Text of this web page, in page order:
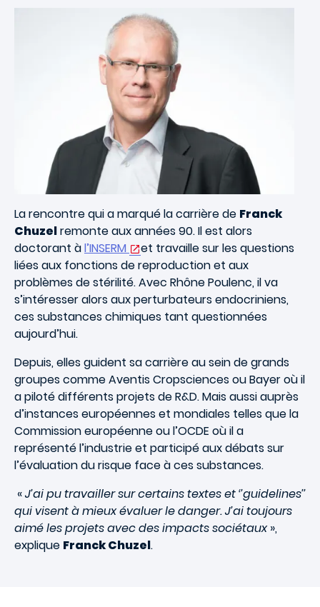
La rencontre qui a marqué la carrière de Franck
Chuzelremonte aux années 90. Il est alors
doctorant àl’INSERM
et travaille sur les questions
liées aux fonctions de reproduction et aux
problèmes de stérilité. Avec Rhône Poulenc, il va
s’intéresser alors aux perturbateurs endocriniens,
ces substances chimiques tant questionnées
aujourd’hui.
Depuis, elles guident sa carrière au sein de grands
groupes comme Aventis Cropsciences ou Bayer où il
a piloté différents projets de R&D. Mais aussi auprès
d’instances européennes et mondiales telles que la
Commission européenne ou l’OCDE où il a
représenté l’industrie et participé aux débats sur
l’évaluation du risque face à ces substances.
«J’ai pu travailler sur certains textes et ‘’guidelines’’
qui visent à mieux évaluer le danger. J’ai toujours
aimé les projets avec des impacts sociétaux»,
explique Franck Chuzel.